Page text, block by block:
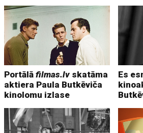
Portālāfilmas.lv skatāma
aktiera Paula Butkēviča
kinolomu izlase
Es